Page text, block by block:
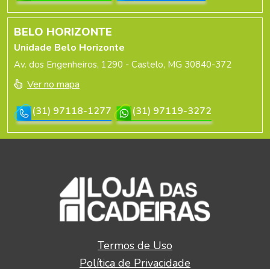
BELO HORIZONTE
Unidade Belo Horizonte
Av. dos Engenheiros, 1290 - Castelo, MG 30840-372
Ver no mapa
(31) 97118-1277
(31) 97119-3272
Termos de Uso
Política de Privacidade